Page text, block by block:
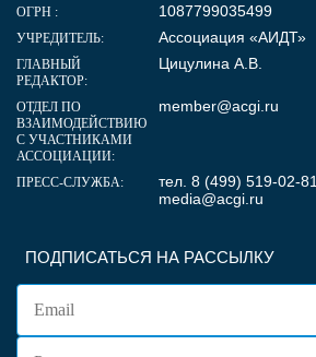
ПОДПИСАТЬСЯ НА РАССЫЛКУ
ОГРН : 1087799035499
УЧРЕДИТЕЛЬ: Ассоциация «АИДТ»
ГЛАВНЫЙ
РЕДАКТОР:
Цицулина А.В.
ОТДЕЛ ПО
ВЗАИМОДЕЙСТВИЮ
С УЧАСТНИКАМИ
АССОЦИАЦИИ:
member@acgi.ru
ПРЕСС-СЛУЖБА:
тел. 8 (499) 519-02-81
media@acgi.ru